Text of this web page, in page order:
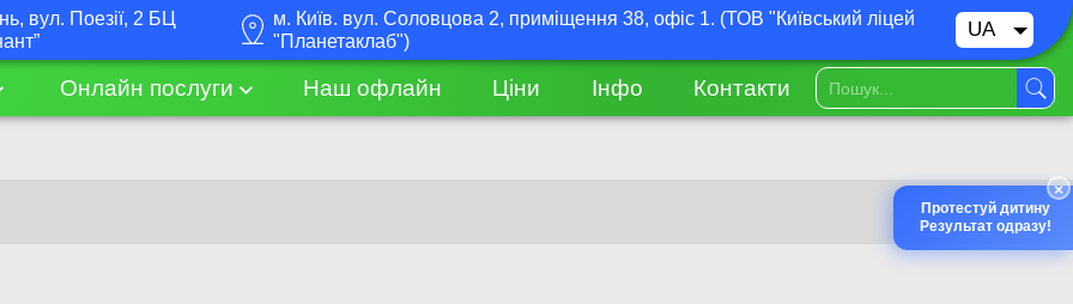
вул. Поезії, 2 БЦ
м. Київ. вул. Соловцова 2, приміщення 38, офіс 1. (ТОВ "Київський ліцей
"Планетаклаб")
UA
RU
Онлайн послуги Наш офлайн Ціни Інфо Контакти
×
Протестуй дитину
Результат одразу!